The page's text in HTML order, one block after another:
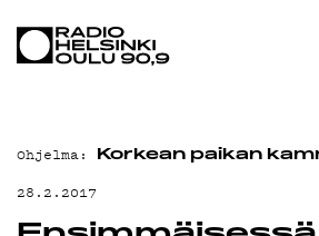
AJANKOHTAISTA
TEKIJÄT
ON-DEMAND
Ohjelma: Korkean paikan
28.2.2017